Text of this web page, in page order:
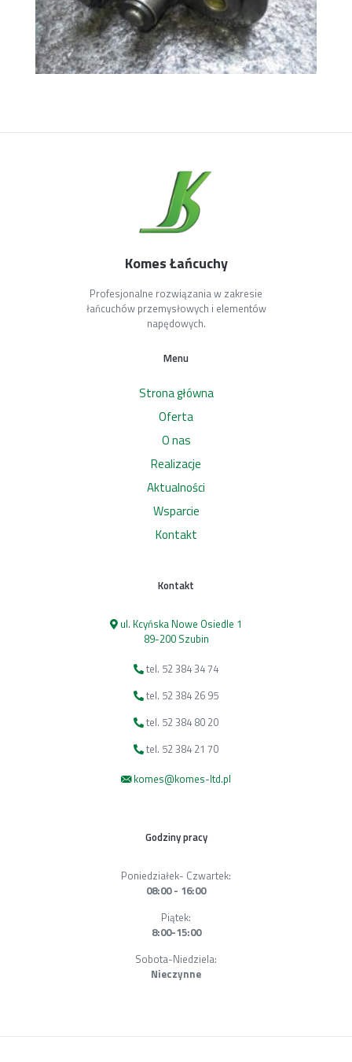
Komes Łańcuchy
Profesjonalne rozwiązania w zakresie
łańcuchów przemysłowych i elementów
napędowych.
Menu
Strona główna
Oferta
O nas
Realizacje
Aktualności
Wsparcie
Kontakt
Kontakt
ul. Kcyńska Nowe Osiedle 1
89-200 Szubin
tel. 52 384 34 74
tel. 52 384 26 95
tel. 52 384 80 20
tel. 52 384 21 70
komes@komes-ltd.pl
Godziny pracy
Poniedziałek- Czwartek:
08:00 - 16:00
Piątek:
8:00-15:00
Sobota-Niedziela:
Nieczynne